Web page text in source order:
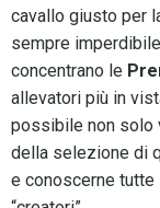
cavallo giusto per
sempre
concentrano le
allevatori più in
possibile non solo
della selezione di
e conoscerne